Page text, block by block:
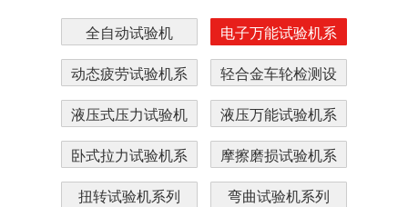
全自动试验机
电子万能试验机系
列
动态疲劳试验机系
列
轻合金车轮检测设
备系列
液压式压力试验机
系列
液压万能试验机系
列
卧式拉力试验机系
列
摩擦磨损试验机系
列
扭转试验机系列 弯曲试验机系列